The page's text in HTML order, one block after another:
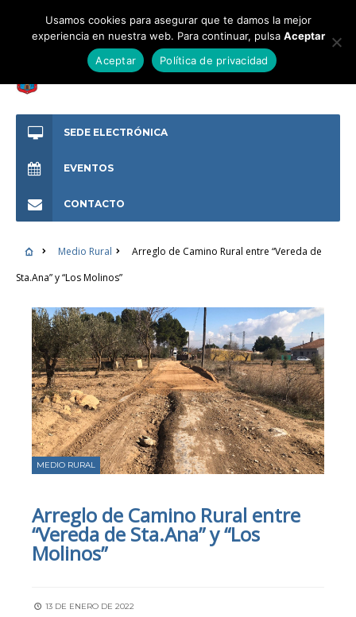
SEDE ELECTRÓNICA
EVENTOS
CONTACTO
Medio Rural
Arreglo de Camino Rural entre “Vereda de
Sta.Ana” y “Los Molinos”
MEDIO RURAL
Arreglo de Camino Rural entre
“Vereda de Sta.Ana” y “Los
Molinos”
13 DE ENERO DE 2022
Usamos cookies para asegurar que te damos la mejor
experiencia en nuestra web. Para continuar, pulsa Aceptar
Aceptar
Política de privacidad